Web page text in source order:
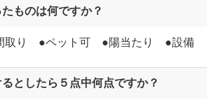
ものは何ですか？
取り ●ペット可 ●陽当たり ●設備
としたら５点中何点ですか？